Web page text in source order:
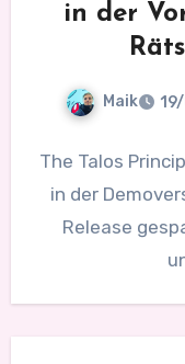
in der
Maik
The Talos
in der
Release